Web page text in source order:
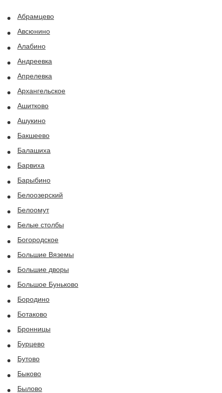
Абрамцево
Авсюнино
Алабино
Андреевка
Апрелевка
Архангельское
Ашитково
Ашукино
Бакшеево
Балашиха
Барвиха
Барыбино
Белоозерский
Белоомут
Белые столбы
Богородское
Большие Вяземы
Большие дворы
Большое Буньково
Бородино
Ботаково
Бронницы
Бурцево
Бутово
Быково
Былово